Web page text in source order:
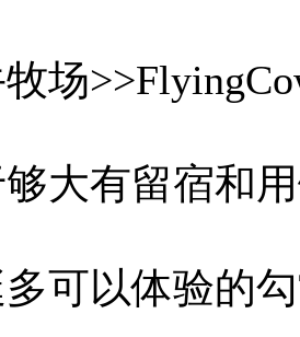
场
够大有留宿和
可以体验的